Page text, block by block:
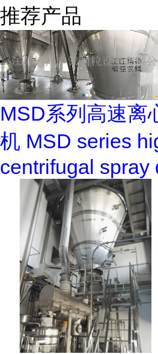
推荐产品
MSD系列高速离
机 MSD series
centrifugal spray